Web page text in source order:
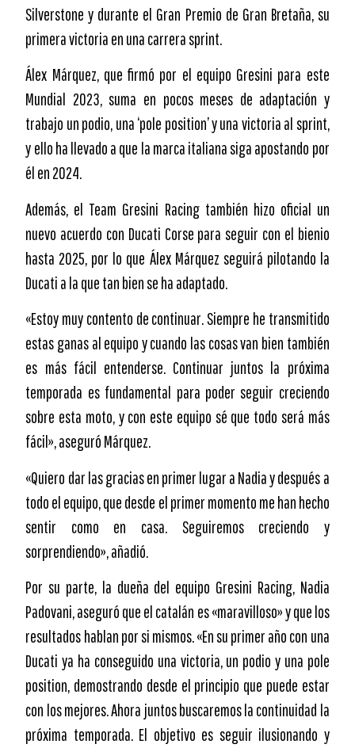
Silverstone y durante el Gran Premio de Gran Bretaña, su
primera victoria en una carrera sprint.
Álex Márquez, que firmó por el equipo Gresini para este
Mundial 2023, suma en pocos meses de adaptación y
trabajo un podio, una ‘pole position’ y una victoria al sprint,
y ello ha llevado a que la marca italiana siga apostando por
él en 2024.
Además, el Team Gresini Racing también hizo oficial un
nuevo acuerdo con Ducati Corse para seguir con el bienio
hasta 2025, por lo que Álex Márquez seguirá pilotando la
Ducati a la que tan bien se ha adaptado.
«Estoy muy contento de continuar. Siempre he transmitido
estas ganas al equipo y cuando las cosas van bien también
es más fácil entenderse. Continuar juntos la próxima
temporada es fundamental para poder seguir creciendo
sobre esta moto, y con este equipo sé que todo será más
fácil», aseguró Márquez.
«Quiero dar las gracias en primer lugar a Nadia y después a
todo el equipo, que desde el primer momento me han hecho
sentir como en casa. Seguiremos creciendo y
sorprendiendo», añadió.
Por su parte, la dueña del equipo Gresini Racing, Nadia
Padovani, aseguró que el catalán es «maravilloso» y que los
resultados hablan por si mismos. «En su primer año con una
Ducati ya ha conseguido una victoria, un podio y una pole
position, demostrando desde el principio que puede estar
con los mejores. Ahora juntos buscaremos la continuidad la
próxima temporada. El objetivo es seguir ilusionando y